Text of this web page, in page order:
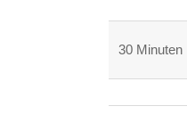
30 Minuten